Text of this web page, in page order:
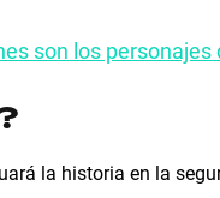
son los
la historia en la